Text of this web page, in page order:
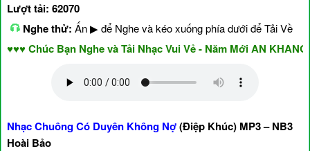
Lượt tải: 62070
Nghe thử: Ấn ▶ để Nghe và kéo xuống phía dưới để Tải Về
Chúc Bạn Nghe và Tải Nhạc Vui Vẻ - Năm Mới AN KHANG &
Nhạc Chuông Có Duyên Không Nợ(Điệp Khúc) MP3 – NB3
Hoài Bảo